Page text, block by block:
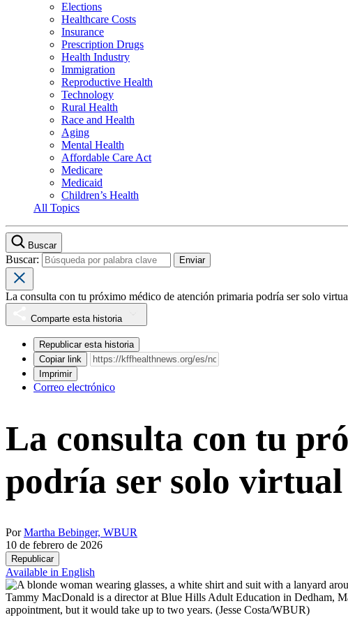
Elections
Healthcare Costs
Insurance
Prescription Drugs
Health Industry
Immigration
Reproductive Health
Technology
Rural Health
Race and Health
Aging
Mental Health
Affordable Care Act
Medicare
Medicaid
Children’s Health
All Topics
Buscar
Buscar:
La consulta con tu próximo médico de atención primaria podría ser solo
Comparte esta historia
Republicar esta historia
Copiar link
Imprimir
Correo electrónico
La consulta con tu
podría ser solo
PorMartha Bebinger, WBUR
10 de febrero de 2026
Republicar
Available in English
Tammy MacDonald is a director at Blue Hills Adult Education in Dedham,
appointment, but it would take up to two years. (Jesse Costa/WBUR)